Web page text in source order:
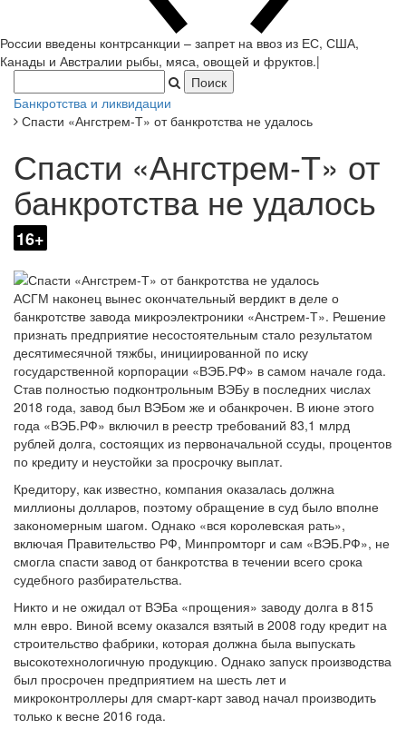
России введены контрсанкции – запрет на ввоз из ЕС, США,
Канады и Австралии рыбы, мяса, овощей и фруктов.|
Банкротства и ликвидации
Спасти «Ангстрем-Т» от банкротства не удалось
Спасти «Ангстрем-Т» от
банкротства не удалось
16+
АСГМ наконец вынес окончательный вердикт в деле о
банкротстве завода микроэлектроники «Анстрем-Т». Решение
признать предприятие несостоятельным стало результатом
десятимесячной тяжбы, инициированной по иску
государственной корпорации «ВЭБ.РФ» в самом начале года.
Став полностью подконтрольным ВЭБу в последних числах
2018 года, завод был ВЭБом же и обанкрочен. В июне этого
года «ВЭБ.РФ» включил в реестр требований 83,1 млрд
рублей долга, состоящих из первоначальной ссуды, процентов
по кредиту и неустойки за просрочку выплат.
Кредитору, как известно, компания оказалась должна
миллионы долларов, поэтому обращение в суд было вполне
закономерным шагом. Однако «вся королевская рать»,
включая Правительство РФ, Минпромторг и сам «ВЭБ.РФ», не
смогла спасти завод от банкротства в течении всего срока
судебного разбирательства.
Никто и не ожидал от ВЭБа «прощения» заводу долга в 815
млн евро. Виной всему оказался взятый в 2008 году кредит на
строительство фабрики, которая должна была выпускать
высокотехнологичную продукцию. Однако запуск производства
был просрочен предприятием на шесть лет и
микроконтроллеры для смарт-карт завод начал производить
только к весне 2016 года.